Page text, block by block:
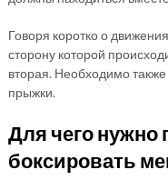
Говоря коротко о
сторону которой
вторая. Необходимо
прыжки.
Для чего нужно
боксировать